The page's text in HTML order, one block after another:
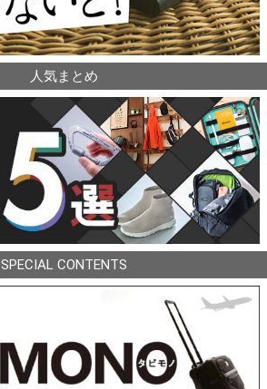
人気まとめ
SPECIAL CONTENTS